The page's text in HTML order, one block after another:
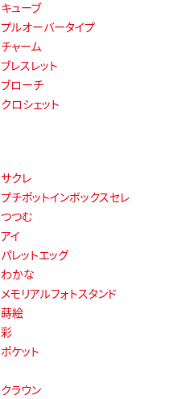
キューブ
プルオーバータイプ
チャーム
ブレスレット
ブローチ
クロシェット
サクレ
プチポットインボックスセレ
つつむ
アイ
パレットエッグ
わかな
メモリアルフォトスタンド
蒔絵
彩
ポケット
クラウン